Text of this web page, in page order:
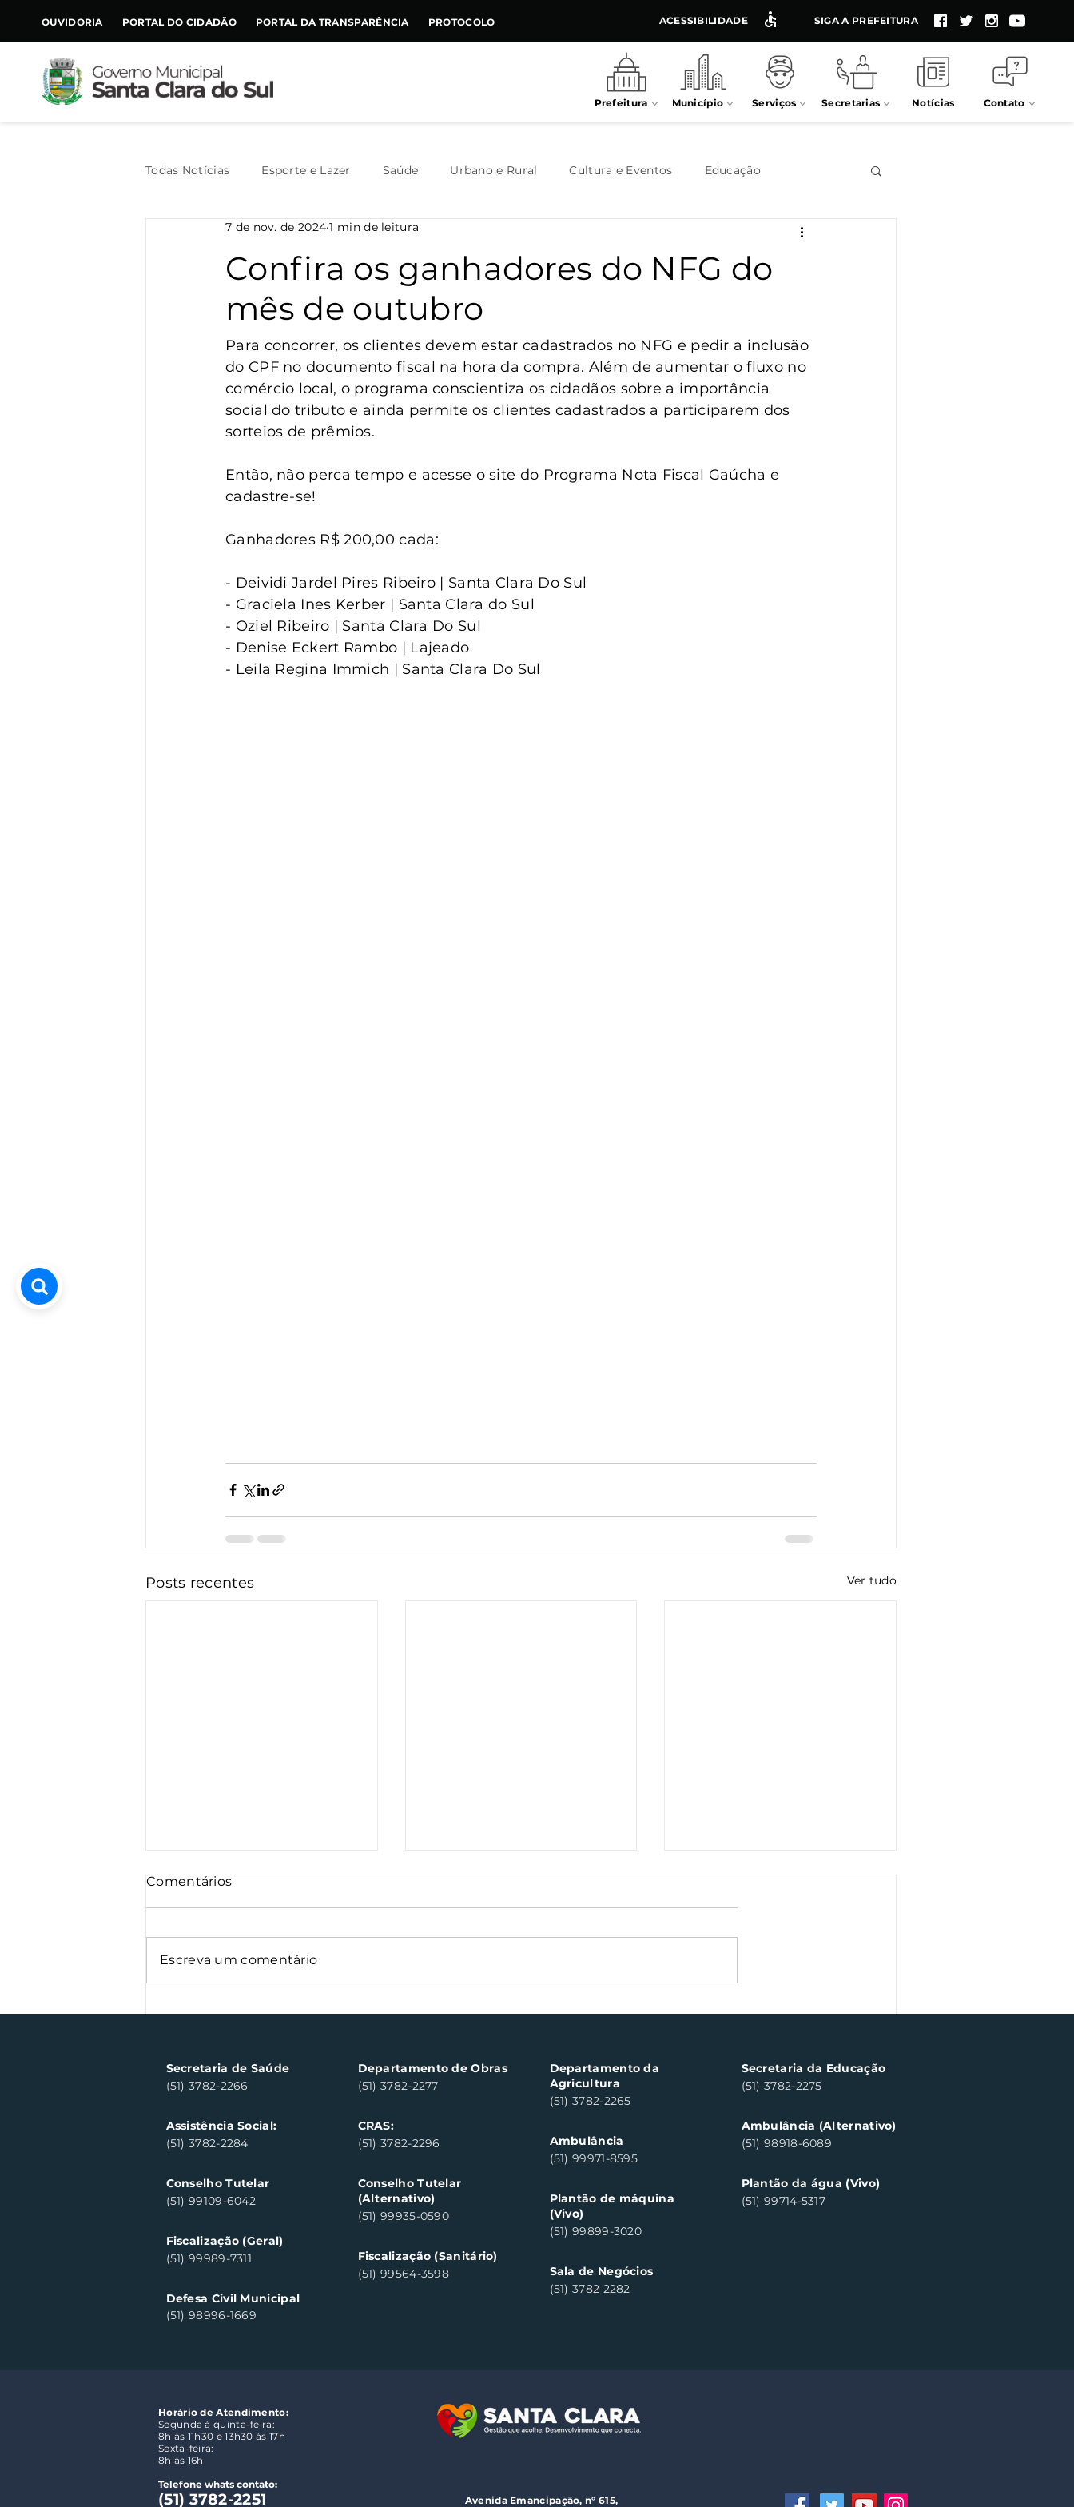
CONTEÚDO
OUVIDORIA PORTAL DO CIDADÃO PORTAL DA TRANSPARÊNCIA PROTOCOLO ACESSIBILIDADE SIGA A PREFEITURA
Prefeitura Município Serviços Secretarias Notícias Contato
Todas Notícias Esporte e Lazer Saúde Urbano e Rural Cultura e Eventos Educação
Assistência Social Geral Meio Ambiente
Trânsito Habitação
Vigilância Turismo Santa Clara do Sul Conselho Tutelar
Confira os ganhadores do NFG do
mês de outubro
7 de nov. de 2024 1 min de leitura
Para concorrer, os clientes devem estar cadastrados no NFG e pedir a inclusão
do CPF no documento fiscal na hora da compra. Além de aumentar o fluxo no
comércio local, o programa conscientiza os cidadãos sobre a importância
social do tributo e ainda permite os clientes cadastrados a participarem dos
sorteios de prêmios.
Então, não perca tempo e acesse o site do Programa Nota Fiscal Gaúcha e
cadastre-se!
Ganhadores R$ 200,00 cada:
- Deividi Jardel Pires Ribeiro | Santa Clara Do Sul
- Graciela Ines Kerber | Santa Clara do Sul
- Oziel Ribeiro | Santa Clara Do Sul
- Denise Eckert Rambo | Lajeado
- Leila Regina Immich | Santa Clara Do Sul
Posts recentes Ver tudo
Clara do Sul
Comentários
Escreva um comentário
Secretaria de Saúde
(51) 3782-2266
Assistência Social:
(51) 3782-2284
Conselho Tutelar
(51) 99109-6042
Fiscalização (Geral)
(51) 99989-7311
Defesa Civil Municipal
(51) 98996-1669
Departamento de Obras
(51) 3782-2277
CRAS:
(51) 3782-2296
Conselho Tutelar
(Alternativo)
(51) 99935-0590
Fiscalização (Sanitário)
(51) 99564-3598
Departamento da
Agricultura
(51) 3782-2265
Ambulância
(51) 99971-8595
Plantão de máquina
(Vivo)
(51) 99899-3020
Sala de Negócios
(51) 3782 2282
Secretaria da Educação
(51) 3782-2275
Ambulância (Alternativo)
(51) 98918-6089
Plantão da água (Vivo)
(51) 99714-5317
Horário de Atendimento:
Segunda à quinta-feira:
8h às 11h30 e 13h30 às 17h
Sexta-feira:
8h às 16h
Telefone whats contato:
(51) 3782-2251
Avenida Emancipação, n° 615,